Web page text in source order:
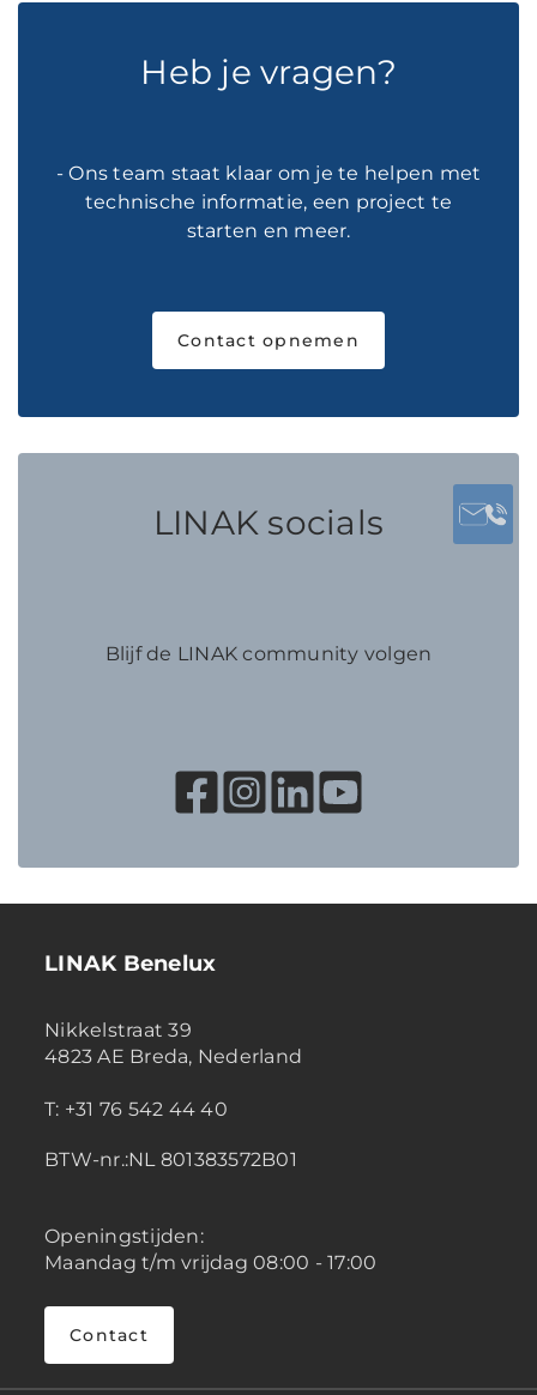
Heb je vragen?
- Ons team staat klaar om je te helpen met
technische informatie, een project te
starten en meer.
Contact opnemen
LINAK socials
Blijf de LINAK community volgen
LINAK Benelux
Nikkelstraat 39
4823 AE Breda, Nederland
T: +31 76 542 44 40
BTW-nr.:NL 801383572B01
Openingstijden:
Maandag t/m vrijdag 08:00 - 17:00
Contact